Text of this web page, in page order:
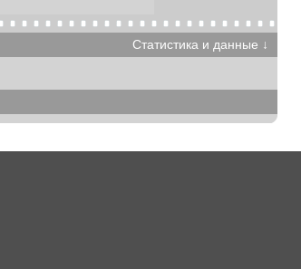
03:11
Беспроводная зарядка
Статистика и данные ↓